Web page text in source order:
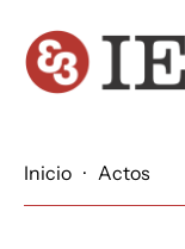
Inicio · Actos